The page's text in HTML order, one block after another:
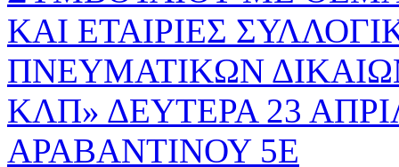
ΚΑΙ ΕΤΑΙΡΙΕΣ
ΠΝΕΥΜΑΤΙΚΩΝ
ΚΛΠ» ΔΕΥΤΕΡΑ 23
ΑΡΑΒΑΝΤΙΝΟΥ 5Ε